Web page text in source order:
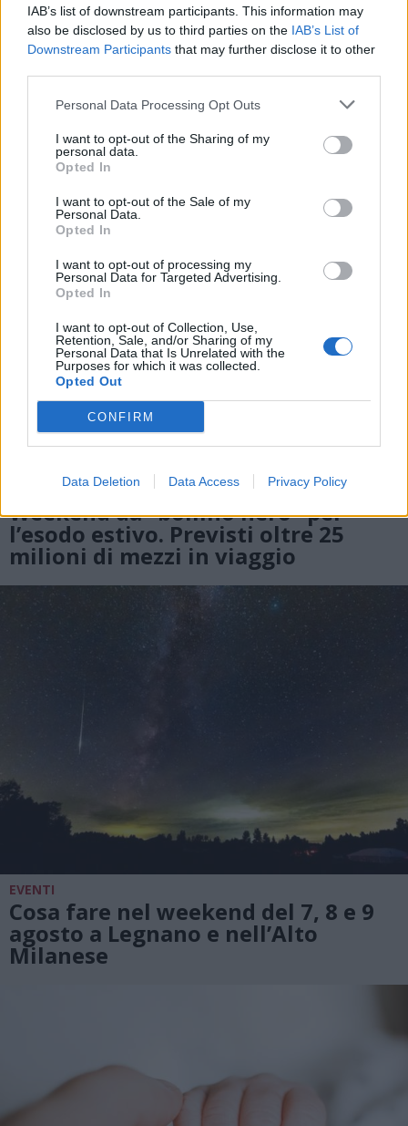
IAB’s list of downstream participants. This information may
also be disclosed by us to third parties on the IAB’s List of
Downstream Participants that may further disclose it to other
Personal Data Processing Opt Outs
I want to opt-out of the Sharing of my
personal data.
Opted In
I want to opt-out of the Sale of my
Personal Data.
Opted In
I want to opt-out of processing my
Personal Data for Targeted Advertising.
Opted In
I want to opt-out of Collection, Use,
Retention, Sale, and/or Sharing of my
Personal Data that Is Unrelated with the
Purposes for which it was collected.
Opted Out
CONFIRM
Data Deletion Data Access Privacy Policy
ALTRE NOTIZIE DI CERRO MAGGIORE
VIABILITÀ
Weekend da “bollino nero” per
l’esodo estivo. Previsti oltre 25
milioni di mezzi in viaggio
EVENTI
Cosa fare nel weekend del 7, 8 e 9
agosto a Legnano e nell’Alto
Milanese